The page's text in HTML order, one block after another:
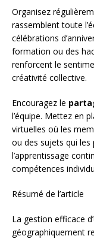
Organisez
rassemblent toute
célébrations
formation ou des
renforcent le
créativité collective.
Encouragez le
l’équipe. Mettez en
virtuelles où les
ou des sujets qui
l’apprentissage
compétences
Résumé de l’article
La gestion efficace
géographiquement